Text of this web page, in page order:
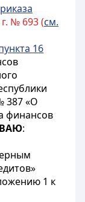
№ 693 (см.
16
387 «О
финансов
:
1 к